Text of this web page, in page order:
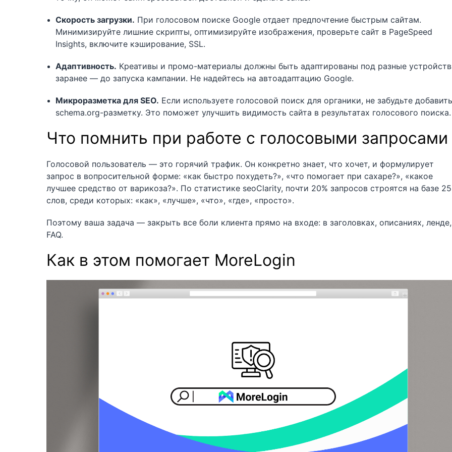
Скорость загрузки. При голосовом поиске Google отдает предпочтение быстрым сайтам.
Минимизируйте лишние скрипты, оптимизируйте изображения, проверьте сайт в PageSpeed
Insights, включите кэширование, SSL.
Адаптивность. Креативы и промо-материалы должны быть адаптированы под разные
заранее — до запуска кампании. Не надейтесь на автоадаптацию Google.
Микроразметка для SEO. Если используете голосовой поиск для органики, не забудьте добавить
schema.org-разметку. Это поможет улучшить видимость сайта в результатах голосового поиска.
Что помнить при работе с голосовыми запросами
Голосовой пользователь — это горячий трафик. Он конкретно знает, что хочет, и формулирует
запрос в вопросительной форме: «как быстро похудеть?», «что помогает при сахаре?», «какое
лучшее средство от варикоза?». По статистике seoClarity, почти 20% запросов строятся на базе 25
слов, среди которых: «как», «лучше», «что», «где», «просто».
Поэтому ваша задача — закрыть все боли клиента прямо на входе: в заголовках, описаниях, ленде,
FAQ.
Как в этом помогает MoreLogin